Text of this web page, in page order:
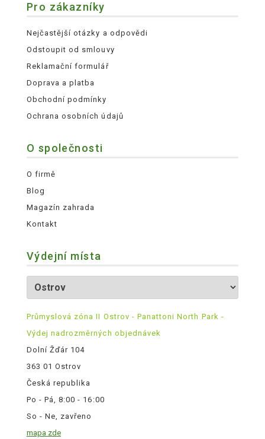
Pro zákazníky
Nejčastější otázky a odpovědi
Odstoupit od smlouvy
Reklamační formulář
Doprava a platba
Obchodní podmínky
Ochrana osobních údajů
O společnosti
O firmě
Blog
Magazín zahrada
Kontakt
Výdejní místa
Průmyslová zóna II Ostrov - Panattoni North Park -
Výdej nadrozměrných objednávek
Dolní Žďár 104
363 01 Ostrov
Česká republika
Po - Pá, 8:00 - 16:00
So - Ne, zavřeno
mapa zde